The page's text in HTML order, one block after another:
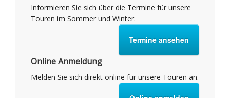
Informieren Sie sich über die Termine für unsere
Touren im Sommer und Winter.
Termine ansehen
Online Anmeldung
Melden Sie sich direkt online für unsere Touren an.